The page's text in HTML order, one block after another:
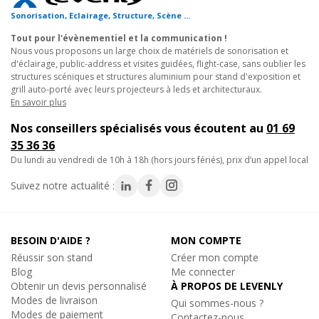
- Protège des chocs et vibrations
- Température nominale minimum : -23°C
- Température nominale maximum : +99ºC
- Flottabilité : flotte dans l'eau salée avec une charge de 2,3kg
- Couleur : noir
- Homologation IP67
- Profondeur de la valise : 6,5cm
- Dimensions intérieures : 18,7 x 12,4 x 7,8cm
- Dimensions extérieures : 20,9 x 16,6 x 9cm
- Livrée avec mousse pré-découpée
- Système cadenassable
- Valve de dépressurisation
- Fermeture en ABS avec mécanisme d'ouverture maniable
- Joint d'étanchéité en Néoprène
- Axes de charnières en acier inoxydable
Sonorisation, Eclairage, Structure, Scène ...
Tout pour l'évènementiel et la communication !
Nous vous proposons un large choix de matériels de sonorisation et
d'éclairage, public-address et visites guidées, flight-case, sans oublier les
structures scéniques et structures aluminium pour stand d'exposition et
grill auto-porté avec leurs projecteurs à leds et architecturaux.
En savoir plus
Nos conseillers spécialisés vous écoutent au 01 69
35 36 36
du lundi au vendredi de 10h à 18h (hors jours fériés), prix d’un appel local
Suivez notre actualité :
BESOIN D'AIDE ?
Réussir son stand
Blog
Obtenir un devis personnalisé
Modes de livraison
Modes de paiement
MON COMPTE
Créer mon compte
Me connecter
À PROPOS DE LEVENLY
Qui sommes-nous ?